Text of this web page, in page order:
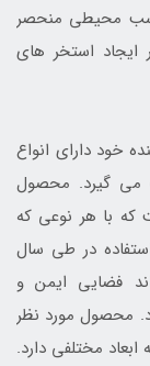
محیطی منحصر
ایجاد استخر های
خود دارای انواع
می گیرد. محصول
که با هر نوعی که
در طی سال
فضایی ایمن و
محصول مورد نظر
مختلفی دارد.